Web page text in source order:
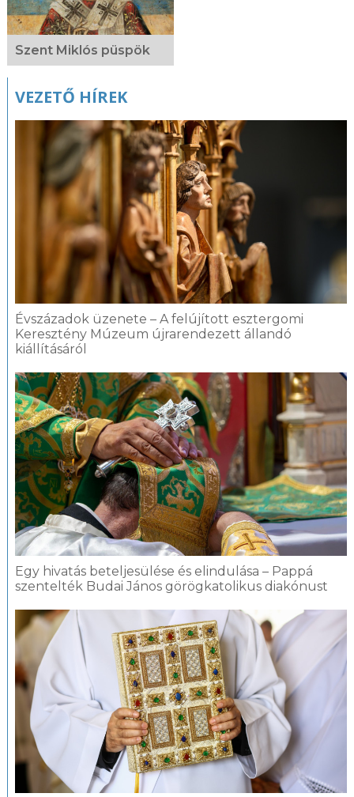
Szent Miklós püspök
VEZETŐ HÍREK
Évszázadok üzenete – A felújított esztergomi
Keresztény Múzeum újrarendezett állandó
kiállításáról
Egy hivatás beteljesülése és elindulása – Pappá
szentelték Budai János görögkatolikus diakónust